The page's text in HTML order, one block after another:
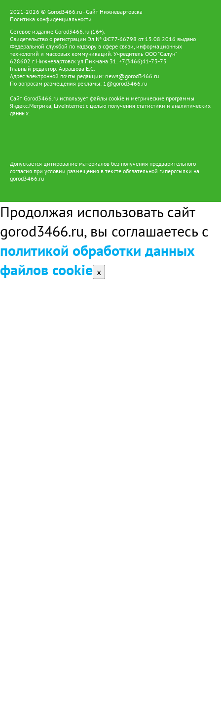
2021-2026 © Gorod3466.ru - Сайт Нижневартовска
Политика конфиденциальности
Сетевое издание Gorod3466.ru (16+).
Свидетельство о регистрации Эл № ФС77-66798 от 15.08.2016 выдано
Федеральной службой по надзору в сфере связи, информационных
технологий и массовых коммуникаций. Учредитель ООО "Салун"
628602 г. Нижневартовск ул.Пикмана 31. +7(3466)41-73-73
Главный редактор: Аврашова Е.С.
Адрес электронной почты редакции: news@gorod3466.ru
По вопросам размещения рекламы: 1@gorod3466.ru
Сайт Gorod3466.ru использует файлы cookie и метрические программы
Яндекс.Метрика, LiveInternet с целью получения статистики и аналитических
данных.
Допускается цитирование материалов без получения предварительного
согласия при условии размещения в тексте обязательной гиперссылки на
gorod3466.ru
Продолжая использовать сайт
gorod3466.ru, вы соглашаетесь с
политикой обработки данных
файлов cookie x